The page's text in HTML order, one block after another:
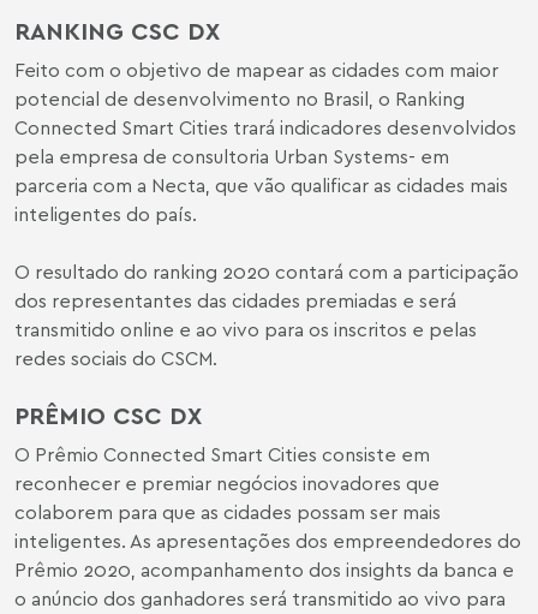
RANKING CSC DX
Feito com o objetivo de mapear as cidades com maior
potencial de desenvolvimento no Brasil, o Ranking
Connected Smart Cities trará indicadores desenvolvidos
pela empresa de consultoria Urban Systems- em
parceria com a Necta, que vão qualificar as cidades mais
inteligentes do país.
O resultado do ranking 2020 contará com a participação
dos representantes das cidades premiadas e será
transmitido online e ao vivo para os inscritos e pelas
redes sociais do CSCM.
PRÊMIO CSC DX
O Prêmio Connected Smart Cities consiste em
reconhecer e premiar negócios inovadores que
colaborem para que as cidades possam ser mais
inteligentes. As apresentações dos empreendedores do
Prêmio 2020, acompanhamento dos insights da banca e
o anúncio dos ganhadores será transmitido ao vivo para